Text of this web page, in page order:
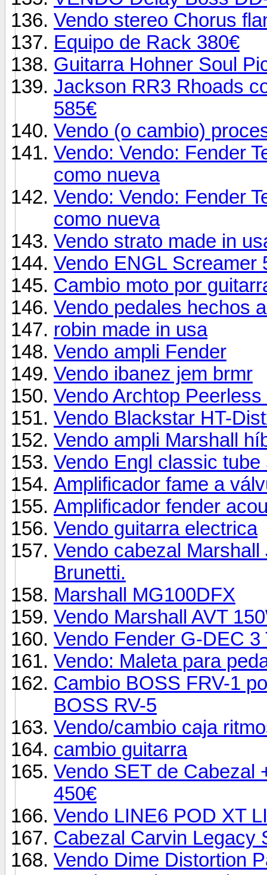
Vendo stereo Chorus
Equipo de Rack 380€
Guitarra Hohner Soul
Jackson RR3 Rhoads
585€
Vendo (o cambio)
Vendo: Vendo: Fender
como nueva
Vendo: Vendo: Fender
como nueva
Vendo strato made in
Vendo ENGL Screamer
Cambio moto por
Vendo pedales hechos
robin made in usa
Vendo ampli Fender
Vendo ibanez jem brmr
Vendo Archtop
Vendo Blackstar HT-
Vendo ampli Marshall
Vendo Engl classic tube
Amplificador fame a
Amplificador fender
Vendo guitarra electrica
Vendo cabezal
Brunetti.
Marshall MG100DFX
Vendo Marshall AVT
Vendo Fender G-DEC
Vendo: Maleta para
Cambio BOSS FRV-1
BOSS RV-5
Vendo/cambio caja
cambio guitarra
Vendo SET de Cabezal
450€
Vendo LINE6 POD XT
Cabezal Carvin Legacy
Vendo Dime Distortion